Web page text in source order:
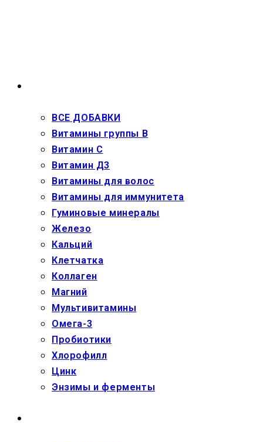
ВСЕ ДОБАВКИ
Витамины группы В
Витамин С
Витамин Д3
Витамины для волос
Витамины для иммунитета
Гуминовые минералы
Железо
Кальций
Клетчатка
Коллаген
Магний
Мультивитамины
Омега-3
Пробиотики
Хлорофилл
Цинк
Энзимы и ферменты